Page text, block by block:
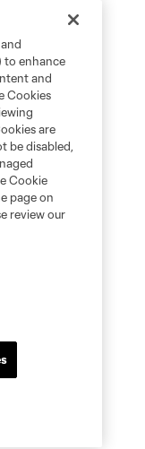
to enhance
and
Cookies
are
be disabled,
Cookie
page on
review our